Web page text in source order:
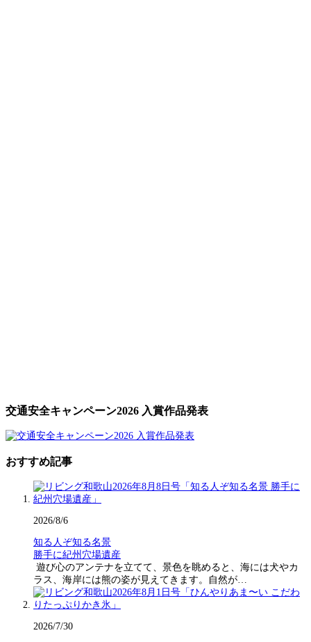
交通安全キャンペーン2026 入賞作品発表
おすすめ記事
2026/8/6
知る人ぞ知る名景
勝手に紀州穴場遺産
遊び心のアンテナを立てて、景色を眺めると、海には犬やカ
ラス、海岸には熊の姿が見えてきます。自然が…
2026/7/30